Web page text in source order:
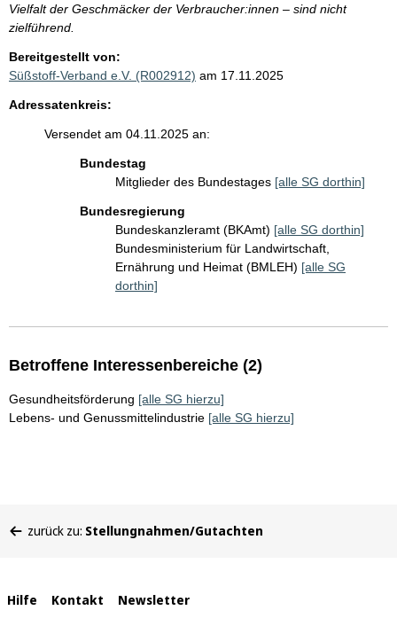
Vielfalt der Geschmäcker der Verbraucher:innen – sind nicht
zielführend.
Bereitgestellt von:
Süßstoff-Verband e.V. (R002912) am 17.11.2025
Adressatenkreis:
Versendet am 04.11.2025 an:
Bundestag
Mitglieder des Bundestages [alle SG dorthin]
Bundesregierung
Bundeskanzleramt (BKAmt) [alle SG dorthin]
Bundesministerium für Landwirtschaft,
Ernährung und Heimat (BMLEH) [alle SG
dorthin]
Betroffene Interessenbereiche (2)
Gesundheitsförderung [alle SG hierzu]
Lebens- und Genussmittelindustrie [alle SG hierzu]
befinden
zurück zu: Stellungnahmen/Gutachten
Interne
Hilfe Kontakt Newsletter